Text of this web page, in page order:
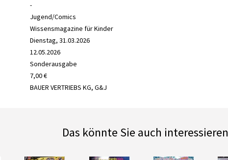
-
Jugend/Comics
Wissensmagazine für Kinder
Dienstag, 31.03.2026
12.05.2026
Sonderausgabe
7,00 €
BAUER VERTRIEBS KG, G&J
Das könnte Sie auch interessieren